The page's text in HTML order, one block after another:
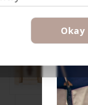
Lame Microblading
Okay